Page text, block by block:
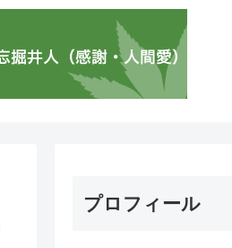
プロフィール